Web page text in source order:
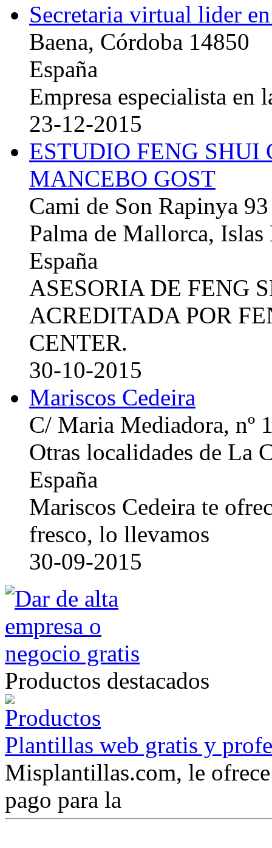
Secretaria virtual lider
Baena, Córdoba 14850
España
Empresa especialista en
23-12-2015
ESTUDIO FENG
MANCEBO GOST
Cami de Son Rapinya 93
Palma de Mallorca, Islas
España
ASESORIA DE FENG
ACREDITADA POR
CENTER.
30-10-2015
Mariscos Cedeira
C/ Maria Mediadora, nº
Otras localidades de La
España
Mariscos Cedeira te
fresco, lo llevamos
30-09-2015
Productos destacados
Plantillas web gratis y
Misplantillas.com, le
pago para la